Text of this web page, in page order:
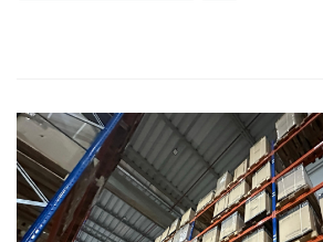
Artigos
Agenda
Agricultura